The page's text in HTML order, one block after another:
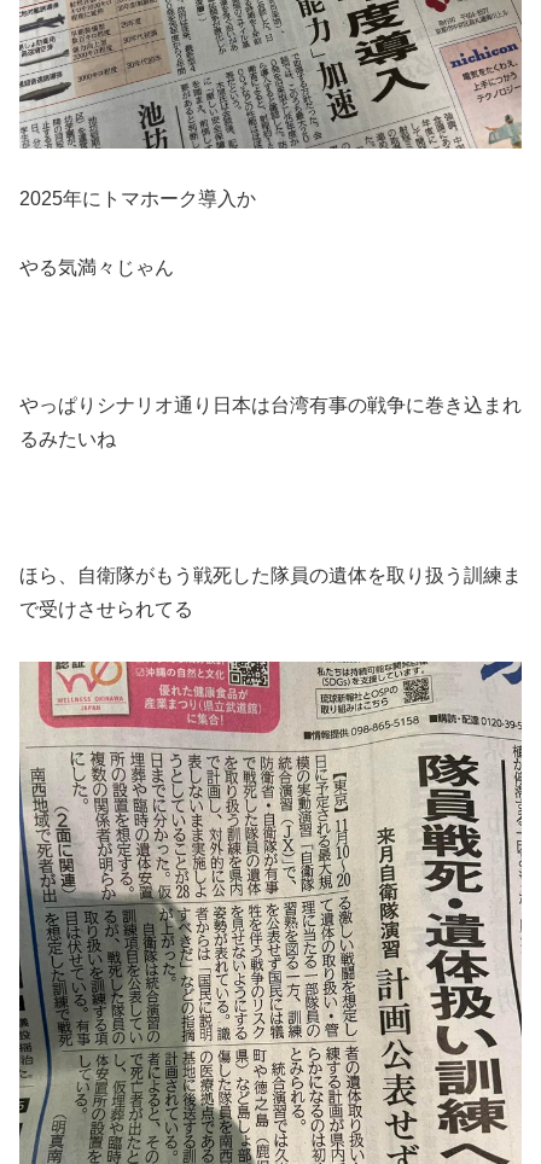
2025年にトマホーク導入か
やる気満々じゃん
やっぱりシナリオ通り日本は台湾有事の戦争に巻き込まれ
るみたいね
ほら、自衛隊がもう戦死した隊員の遺体を取り扱う訓練ま
で受けさせられてる